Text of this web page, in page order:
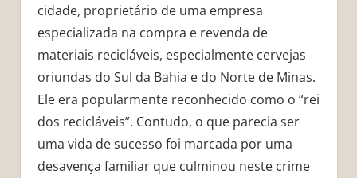
cidade, proprietário de uma empresa
especializada na compra e revenda de
materiais recicláveis, especialmente cervejas
oriundas do Sul da Bahia e do Norte de Minas.
Ele era popularmente reconhecido como o “rei
dos recicláveis”. Contudo, o que parecia ser
uma vida de sucesso foi marcada por uma
desavença familiar que culminou neste crime